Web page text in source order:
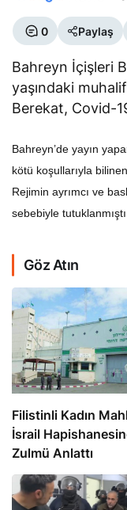
0 Paylaş
Bahreyn İçişleri
yaşındaki
Berekat, Covid-
Bahreyn’de yayın
kötü koşullarıyla
Rejimin ayrımcı ve
sebebiyle tutuklanmıştı.
Göz Atın
Filistinli Kadın
İsrail
Zulmü Anlattı